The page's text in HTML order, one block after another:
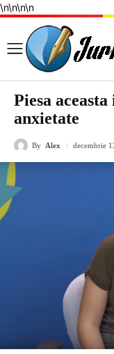
\n\n\n\n
Piesa
anxietate
By Alex decembrie